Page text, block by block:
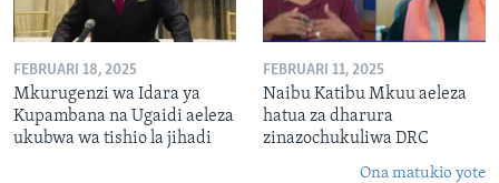
FEBRUARI 18, 2025
Mkurugenzi wa Idara ya
Kupambana na Ugaidi aeleza
ukubwa wa tishio la jihadi
FEBRUARI 11, 2025
Naibu Katibu Mkuu aeleza
hatua za dharura
zinazochukuliwa DRC
Ona matukio yote